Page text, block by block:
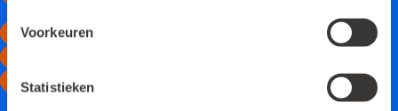
Voorkeuren
Statistieken
Een passende oplossing voor elk type bedrijf
Persoonlijke support van onze Nederlandse